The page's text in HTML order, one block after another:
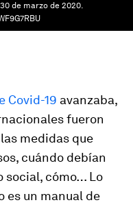
de marzo de 2020.
Covid-19 avanzaba,
fueron
medidas que
cuándo debían
social, cómo… Lo
es un manual de